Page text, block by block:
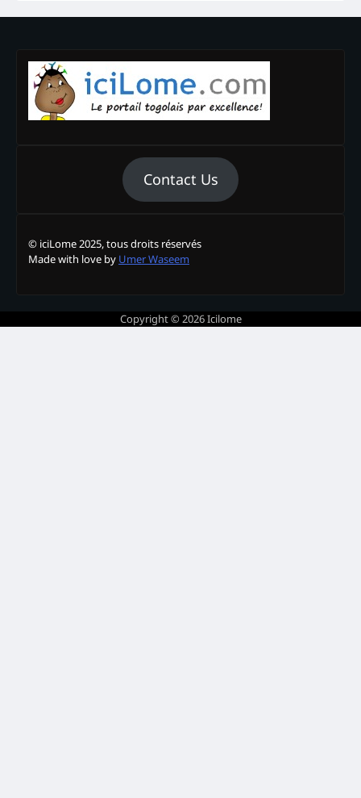
Contact Us
© iciLome 2025, tous droits réservés
Made with love by Umer Waseem
Copyright © 2026Icilome